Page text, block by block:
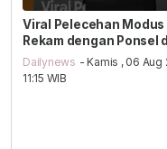
Viral Pelecehan Modus
Rekam dengan Ponsel
Dailynews - Kamis , 06 Aug
11:15 WIB